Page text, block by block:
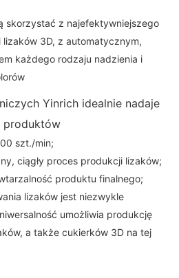
skorzystać z najefektywniejszego
3D, z automatycznym,
każdego rodzaju nadzienia i
Yinrich idealnie nadaje
produktów
szt./min;
ciągły proces produkcji lizaków;
produktu finalnego;
lizaków jest niezwykle
umożliwia produkcję
a także cukierków 3D na tej